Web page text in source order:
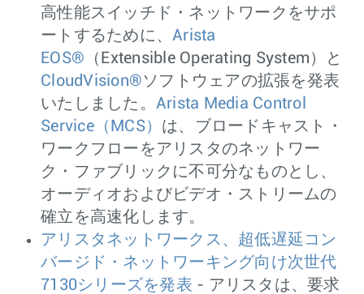
高性能スイッチド・ネットワークをサポ
ートするために、 Arista
EOS® （Extensible Operating System）と
CloudVision®ソフトウェアの拡張を発表
いたしました。 Arista Media Control
Service（MCS） は、ブロードキャスト・
ワークフローをアリスタのネットワー
ク・ファブリックに不可分なものとし、
オーディオおよびビデオ・ストリームの
確立を高速化します。
アリスタネットワークス、超低遅延コン
バージド・ネットワーキング向け次世代
7130シリーズを発表 - アリスタは、要求